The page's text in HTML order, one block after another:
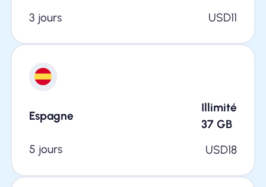
3 jours
USD11
Espagne
Illimité
37 GB
5 jours
USD18